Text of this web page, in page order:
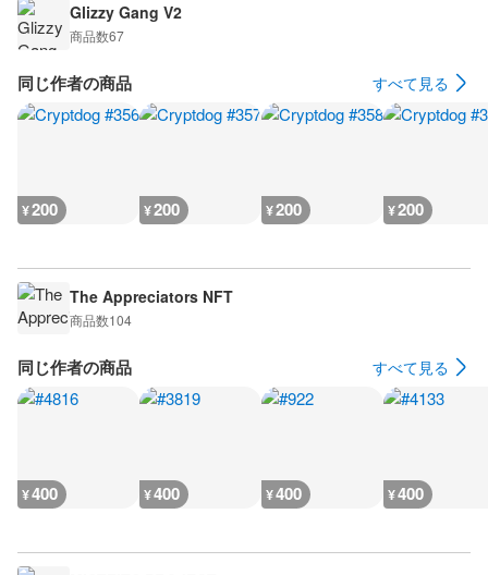
Glizzy Gang V2
商品数67
同じ作者の商品 すべて見る
¥200 ¥200 ¥200 ¥200
The Appreciators NFT
商品数104
同じ作者の商品 すべて見る
¥400 ¥400 ¥400 ¥400